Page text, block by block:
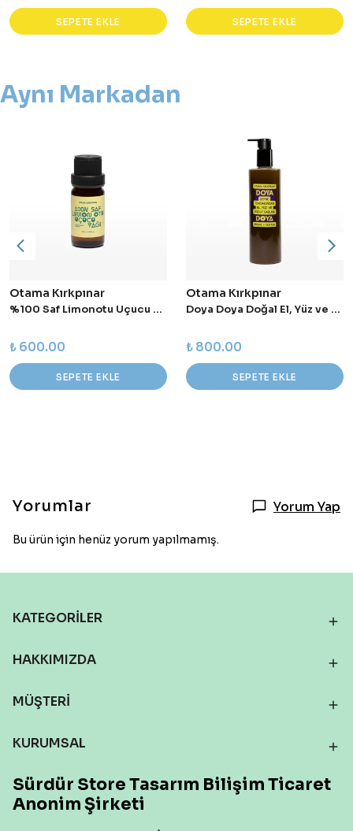
SEPETE EKLE SEPETE EKLE
Aynı Markadan
Otama Kırkpınar
%100 Saf Limonotu Uçucu Yağı 10 ml
₺ 600.00
SEPETE EKLE
Otama Kırkpınar
Doya Doya Doğal El, Yüz ve Vücut Sıvı Sabunu 400 ml
₺ 800.00
SEPETE EKLE
Yorumlar Yorum Yap
Bu ürün için henüz yorum yapılmamış.
KATEGORİLER
HAKKIMIZDA
MÜŞTERİ
KURUMSAL
Sürdür Store Tasarım Bilişim Ticaret
Anonim Şirketi